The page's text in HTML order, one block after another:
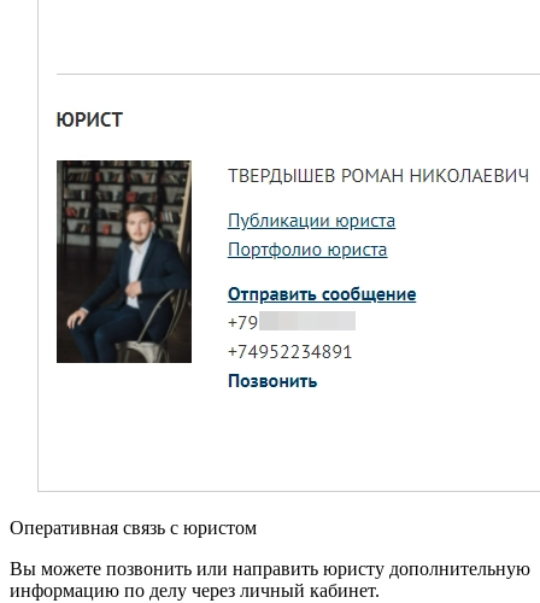
Оперативная связь с юристом
Вы можете позвонить или направить юристу дополнительную
информацию по делу через личный кабинет.